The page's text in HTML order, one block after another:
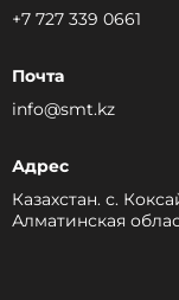
+7 727 339 0661
Почта
info@smt.kz
Адрес
Казахстан. с.
Алматинская